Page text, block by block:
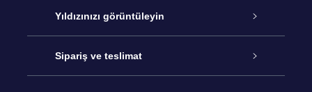
İletişim
Blogu
Çevrimiçi Yıldız Hediyesi
OSR Hediye Paketi
Yıldızınızı görüntüleyin
Star Register
Sipariş ve teslimat